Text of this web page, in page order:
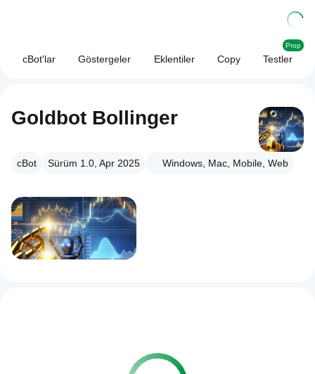
cBot'lar Göstergeler Eklentiler Copy Testler
Prop
Goldbot Bollinger
cBot Sürüm 1.0, Apr 2025 Windows, Mac, Mobile, Web